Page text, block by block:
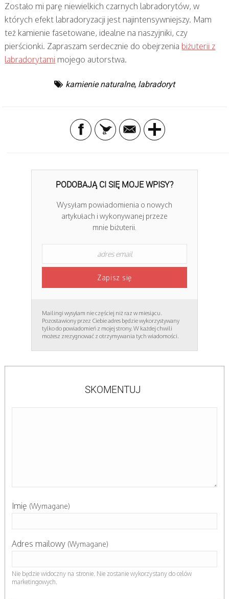
Zostało mi parę niewielkich czarnych labradorytów, w
których efekt labradoryzacji jest najintensywniejszy. Mam
też kamienie fasetowane, idealne na naszyjniki, czy
pierścionki. Zapraszam serdecznie do obejrzenia biżuterii z
labradorytami mojego autorstwa.
kamienie naturalne, labradoryt
PODOBAJĄ CI SIĘ MOJE WPISY?
Wysyłam powiadomienia o nowych
artykułach i wykonywanej przeze
mnie biżuterii.
Mailingi wysyłam nie częściej niż raz w miesiącu.
Pozostawiony przez Ciebie adres będzie wykorzystywany
tylko do powiadomień z mojej strony. W każdej chwili
możesz zrezygnować z otrzymywania tych wiadomości.
SKOMENTUJ
Imię (Wymagane)
Adres mailowy (Wymagane)
Nie będzie widoczny na stronie. Nie zostanie wykorzystany do celów
marketingowych.